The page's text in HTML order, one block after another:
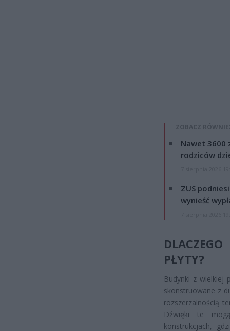
ZOBACZ
Nawet 3600
rodziców
ZUS
wynieść
PŁYTY?
Budynki z wielkiej
skonstruowane z
rozszerzalnością
Dźwięki te
konstrukcjach,